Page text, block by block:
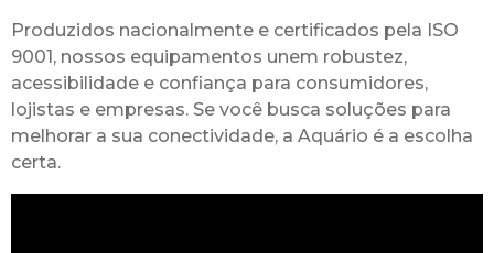
Produzidos nacionalmente e certificados pela ISO
9001, nossos equipamentos unem robustez,
acessibilidade e confiança para consumidores,
lojistas e empresas. Se você busca soluções para
melhorar a sua conectividade, a Aquário é a escolha
certa.